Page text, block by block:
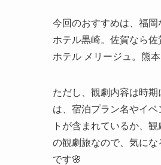
今回のおすすめは、福
ホテル黒崎。佐賀なら
ホテル メリージュ。熊
ただし、観劇内容は時
は、宿泊プラン名やイ
トが含まれているか、
の観劇旅なので、気に
です🌸